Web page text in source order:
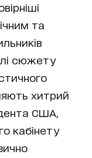
та
сюжету
хитрий
США,
кабінету